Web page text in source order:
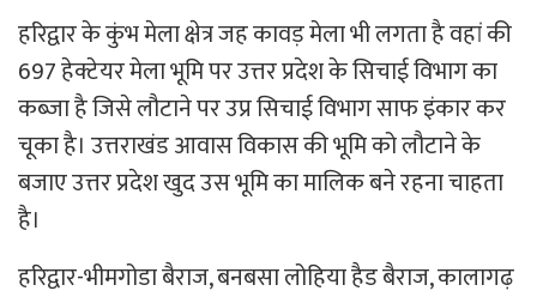
हरिद्वार के कुंभ मेला क्षेत्र जह कावड़ मेला भी लगता है वहां की
697 हेक्टेयर मेला भूमि पर उत्तर प्रदेश के सिचाई विभाग का
कब्जा है जिसे लौटाने पर उप्र सिचाई विभाग साफ इंकार कर
चूका है। उत्तराखंड आवास विकास की भूमि को लौटाने के
बजाए उत्तर प्रदेश खुद उस भूमि का मालिक बने रहना चाहता
है।
हरिद्वार-भीमगोडा बैराज, बनबसा लोहिया हैड बैराज, कालागढ़